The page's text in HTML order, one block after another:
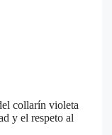
collarín violeta
y el respeto al